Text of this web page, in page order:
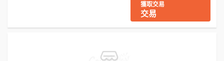
獲取交易
交易